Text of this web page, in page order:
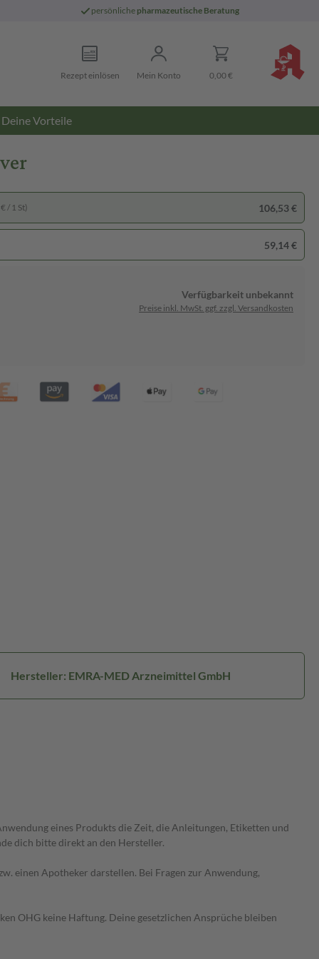
persönliche pharmazeutische Beratung
Rezept einlösen Mein Konto 0,00 €
Deine Vorteile
/ 1 St) 106,53 €
59,14 €
Verfügbarkeit unbekannt
Preise inkl. MwSt. ggf. zzgl. Versandkosten
Hersteller: EMRA-MED Arzneimittel GmbH
eines Produkts die Zeit, die Anleitungen, Etiketten und
dich bitte direkt an den Hersteller.
einen Apotheker darstellen. Bei Fragen zur Anwendung,
OHG keine Haftung. Deine gesetzlichen Ansprüche bleiben